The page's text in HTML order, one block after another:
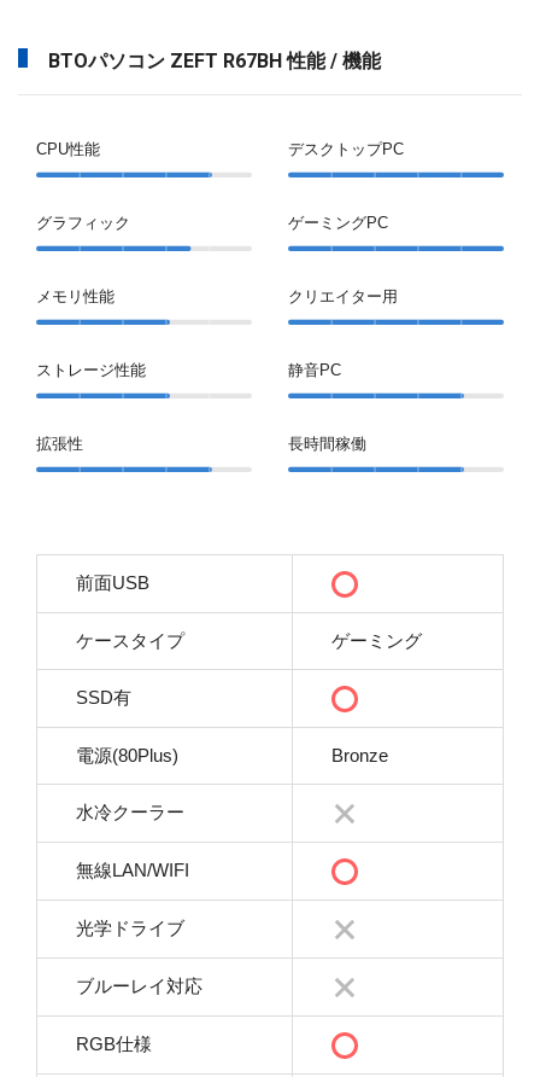
BTOパソコン ZEFT R67BH 性能 / 機能
CPU性能
グラフィック
メモリ性能
ストレージ性能
拡張性
デスクトップPC
ゲーミングPC
クリエイター用
静音PC
長時間稼働
前面USB
ケースタイプ ゲーミング
SSD有
電源(80Plus) Bronze
水冷クーラー
無線LAN/WIFI
光学ドライブ
ブルーレイ対応
RGB仕様